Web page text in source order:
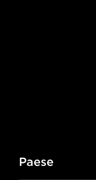
Paese